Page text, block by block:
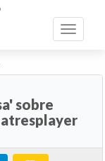
Toggle
sobre
atresplayer